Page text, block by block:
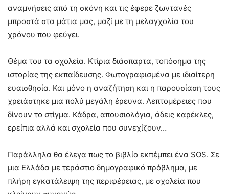
αναμνήσεις από τη σκόνη και τις έφερε ζωντανές
μπροστά στα μάτια μας, μαζί με τη μελαγχολία του
χρόνου που φεύγει.
Θέμα του τα σχολεία. Κτίρια διάσπαρτα, τοπόσημα της
ιστορίας της εκπαίδευσης. Φωτογραφισμένα με ιδιαίτερη
ευαισθησία. Και μόνο η αναζήτηση και η παρουσίαση τους
χρειάστηκε μια πολύ μεγάλη έρευνα. Λεπτομέρειες που
δίνουν το στίγμα. Κάδρα, απουσιολόγια, άδεις καρέκλες,
ερείπια αλλά και σχολεία που συνεχίζουν…
Παράλληλα θα έλεγα πως το βιβλίο εκπέμπει ένα SOS. Σε
μια Ελλάδα με τεράστιο δημογραφικό πρόβλημα, με
πλήρη εγκατάλειψη της περιφέρειας, με σχολεία που